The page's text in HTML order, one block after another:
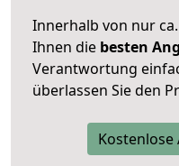
Innerhalb von nur
Ihnen die besten
Verantwortung
überlassen Sie den